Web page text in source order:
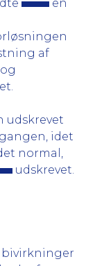
en
af
udskrevet
idet
normal,
udskrevet.
bivirkninger